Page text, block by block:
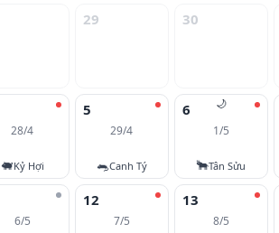
29 30
28/4
🐖Kỷ Hợi
5
29/4
🐀Canh Tý
🌙
6
1/5
🐂Tân Sửu
6/5
12
7/5
13
8/5